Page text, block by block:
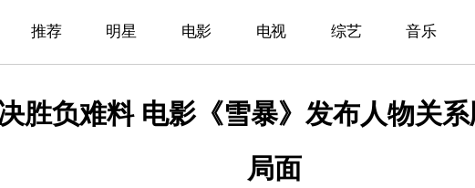
推荐 明星 电影 电视 综艺 音乐
胜负难料 电影《雪暴》发布人物关
局面